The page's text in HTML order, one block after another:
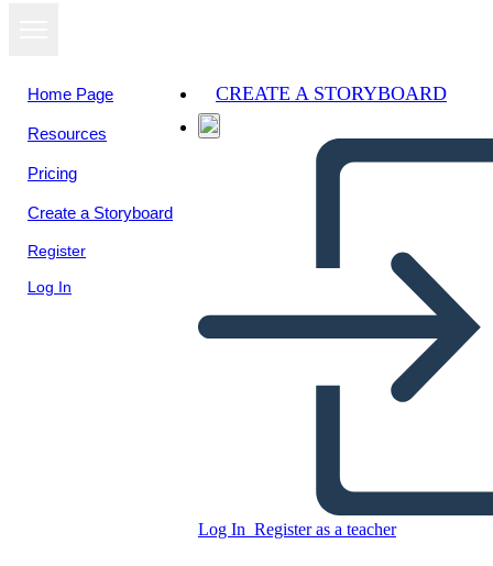
Home Page
Resources
Pricing
Create a Storyboard
Register
Log In
CREATE A STORYBOARD
Log In Register as a teacher
Ws של בחירות 1972